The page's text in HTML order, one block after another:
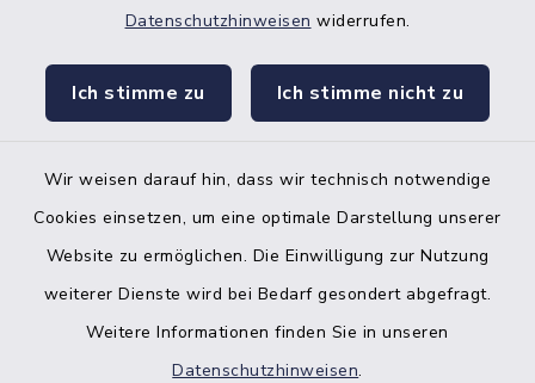
Datenschutzhinweisen widerrufen.
Ich stimme zu Ich stimme nicht zu
Wir weisen darauf hin, dass wir technisch notwendige
Cookies einsetzen, um eine optimale Darstellung unserer
Website zu ermöglichen. Die Einwilligung zur Nutzung
weiterer Dienste wird bei Bedarf gesondert abgefragt.
Weitere Informationen finden Sie in unseren
Datenschutzhinweisen.
facebook
Bankverbindung der Amtskasse
Barrierefreiheit